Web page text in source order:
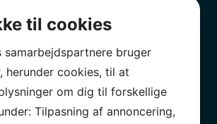
et godt kendskab til vores
da vi ved, det gøres i vores ånd med
indsigt vi ikke har. Wantzin
er også gode til at give os
af særbehandling. Vi har faste
til cookies
samarbejdspartnere bruger
herunder cookies, til at
om dig til forskellige
Tilpasning af annoncering,